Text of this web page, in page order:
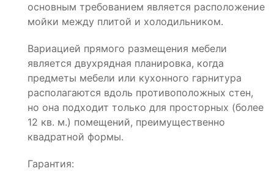
основным требованием является расположение
мойки между плитой и холодильником.
Вариацией прямого размещения мебели
является двухрядная планировка, когда
предметы мебели или кухонного гарнитура
располагаются вдоль противоположных стен,
но она подходит только для просторных (более
12 кв. м.) помещений, преимущественно
квадратной формы.
Гарантия: